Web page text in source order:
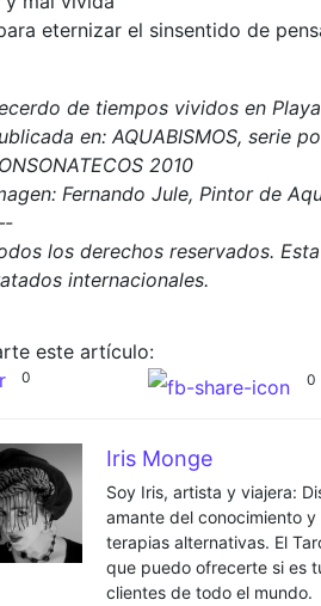
eternizar el sinsentido de
de tiempos vividos en
en: AQUABISMOS, serie
2010
Fernando Jule, Pintor de
los derechos reservados.
internacionales.
este artículo:
0 0
Iris Monge
Soy Iris, artista y viajera:
amante del conocimiento
terapias alternativas. El
que puedo ofrecerte si es
clientes de todo el mundo.